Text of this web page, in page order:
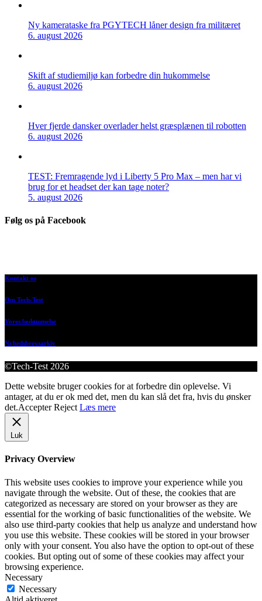
Ny kamerataske fra PGYTECH låner design fra militæret
6. august 2026
Skift af studiemiljø kan forbedre din hukommelse
6. august 2026
Hver fjerde dansker overlader helst græsplænen til robotten
6. august 2026
TEST: Fremragende lyd i Liberty 5 Pro Max – men har vi
brug for et headset der kan tage noter?
5. august 2026
Følg os på Facebook
Kontakt os
Om Tech-Test
Vores bedømmelse
Nyhedsbrevsarkiv
©Tech-Test 2026
Dette website bruger cookies for at forbedre din oplevelse. Vi
antager, at du er ok med det, men du kan slå det fra, hvis du ønsker
det.Accepter Reject Læs mere
Luk
Privacy Overview
This website uses cookies to improve your experience while you
navigate through the website. Out of these, the cookies that are
categorized as necessary are stored on your browser as they are
essential for the working of basic functionalities of the website. We
also use third-party cookies that help us analyze and understand how
you use this website. These cookies will be stored in your browser
only with your consent. You also have the option to opt-out of these
cookies. But opting out of some of these cookies may affect your
browsing experience.
Necessary
Necessary